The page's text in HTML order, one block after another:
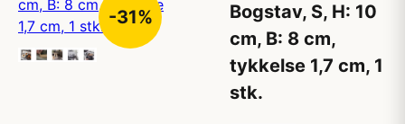
-31%
Bogstav, S, H: 10
cm, B: 8 cm,
tykkelse 1,7 cm, 1
stk.